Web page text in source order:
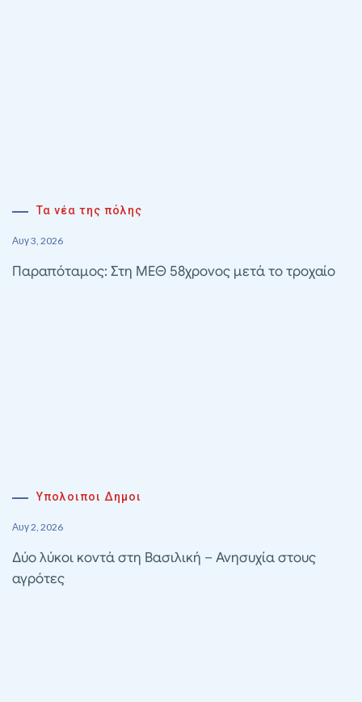
Τα νέα της πόλης
Αυγ 3, 2026
Παραπόταμος: Στη ΜΕΘ 58χρονος μετά το τροχαίο
Υπολοιποι Δημοι
Αυγ 2, 2026
Δύο λύκοι κοντά στη Βασιλική – Ανησυχία στους
αγρότες